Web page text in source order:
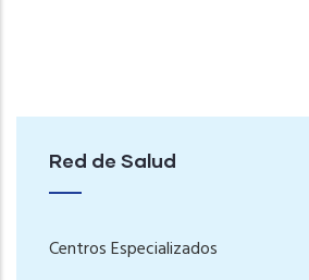
Red de Salud
Centros Especializados